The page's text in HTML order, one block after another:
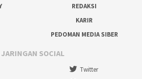
REDAKSI
KARIR
PEDOMAN MEDIA SIBER
JARINGAN SOCIAL
Twitter